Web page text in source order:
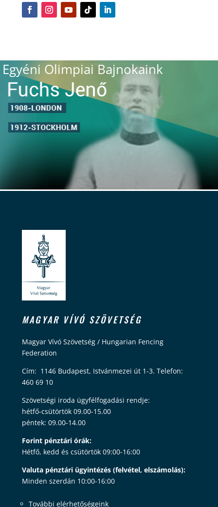
Egyéni Olimpiai Bajnokaink
MAGYAR VÍVÓ SZÖVETSÉG
Magyar Vívó Szövetség / Hungarian Fencing
Federation
Cím: 1146 Budapest, Istvánmezei út 1-3. Telefon:
460 69 10
Szövetségi iroda ügyfélfogadási rendje:
hétfő-csütörtök 09.00-15.00
péntek: 09.00-14.00
Forint pénztári órák:
Hétfő, kedd és csütörtök 09:00-16:00
Valuta pénztári ügyintézés (felvétel, elszámolás):
Minden szerdán 10:00-16:00
További elérhetőségeink